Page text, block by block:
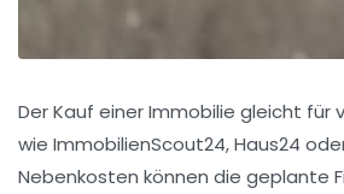
Der Kauf einer Immobilie gleicht
wie ImmobilienScout24, Haus24
Nebenkosten können die geplante